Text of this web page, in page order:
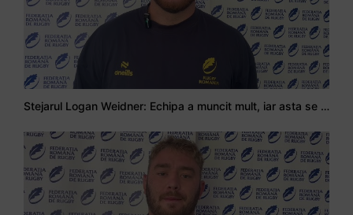
Stejarul Logan Weidner: Echipa a muncit mult, iar asta se va vedea în meciurile de la Nations Cup